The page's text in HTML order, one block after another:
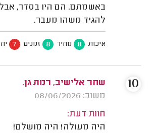
באשמתם. הם היו בסדר, אבל
להגיד משהו מעבר.
איכות 8 מחיר 8 זמנים 7
שחר אלישיב, רמת גן.
משוב: 08/06/2026
חוות דעת:
היה מעולה! היה מושלם!
10